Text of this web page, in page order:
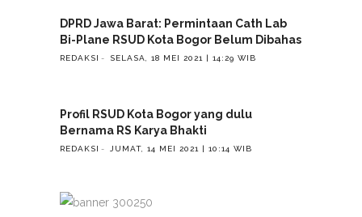
DPRD Jawa Barat: Permintaan Cath Lab
Bi-Plane RSUD Kota Bogor Belum Dibahas
REDAKSI SELASA, 18 MEI 2021 | 14:29 WIB
Profil RSUD Kota Bogor yang dulu
Bernama RS Karya Bhakti
REDAKSI JUMAT, 14 MEI 2021 | 10:14 WIB